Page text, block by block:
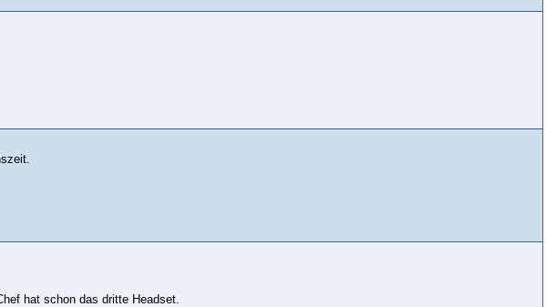
hat schon das dritte Headset.